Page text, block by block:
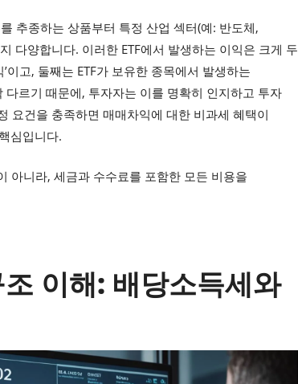
추종하는 상품부터 특정 산업 섹터(예: 반도체,
다양합니다. 이러한 ETF에서 발생하는 이익은 크게 두
이고, 둘째는 ETF가 보유한 종목에서 발생하는
다르기 때문에, 투자자는 이를 명확히 인지하고 투자
요건을 충족하면 매매차익에 대한 비과세 혜택이
심입니다.
아니라, 세금과 수수료를 포함한 모든 비용을
이해: 배당소득세와